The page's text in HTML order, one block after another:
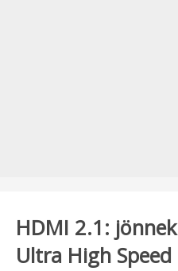
HDMI 2.1:
Ultra High